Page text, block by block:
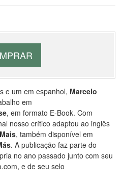
e um em espanhol, Marcelo
em
, em formato E-Book. Com
nosso crítico adaptou ao inglês
, também disponível em
. A publicação faz parte do
no ano passado junto com seu
e de seu selo